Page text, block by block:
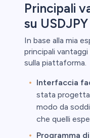
Principali
su
In base alla mia
principali
sulla piattaforma.
Interfaccia
stata
modo da
che quelli
Programma